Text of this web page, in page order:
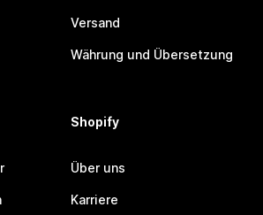
Versand
Währung und Übersetzung
Shopify
Über uns
Karriere